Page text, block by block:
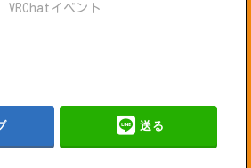
VRChatイベント
送る